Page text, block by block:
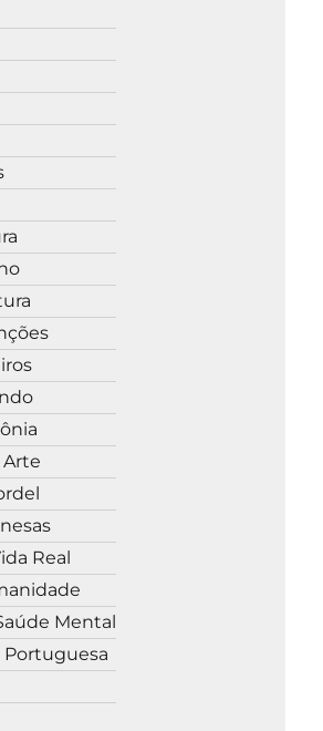
Arte
Real
Mental
Portuguesa